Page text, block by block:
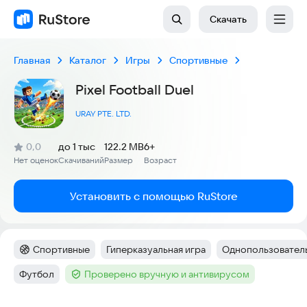
Скачать
Главная Каталог Игры Спортивные
Pixel Football Duel
URAY PTE. LTD.
Рейтинг:
0,0
(
Нет оценок
)
Скачиваний
до 1 тыс
Размер
122.2 MB
Возраст
6+
Установить с помощью RuStore
Категория:
Спортивные Тег:
Гиперказуальная игра Тег:
Тег :
Футбол Тег :Проверено вручную и антивирусом